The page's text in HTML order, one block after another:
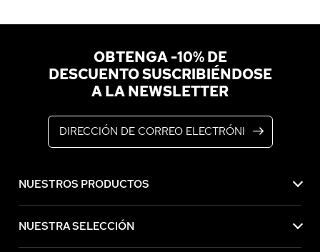
OBTENGA -10% DE
DESCUENTO SUSCRIBIÉNDOSE
A LA NEWSLETTER
NUESTROS PRODUCTOS
NUESTRA SELECCIÓN